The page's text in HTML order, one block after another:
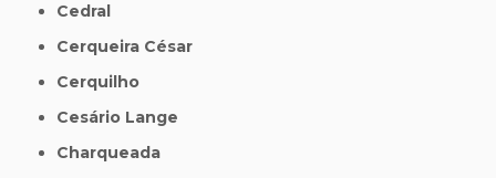
Cedral
Cerqueira César
Cerquilho
Cesário Lange
Charqueada